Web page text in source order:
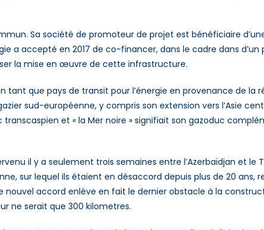
Sa société de promoteur de projet est bénéficiaire
a accepté en 2017 de co-financer, dans le cadre dans
la mise en œuvre de cette infrastructure.
tant que pays de transit pour l’énergie en provenance de la
sud-européenne, y compris son extension vers l’Asie
et « la Mer noire » signifiait son gazoduc
il y a seulement trois semaines entre l’Azerbaïdjan et le
sur lequel ils étaient en désaccord depuis plus de 20 ans,
accord enlève en fait le dernier obstacle à la
ne serait que 300 kilometres.